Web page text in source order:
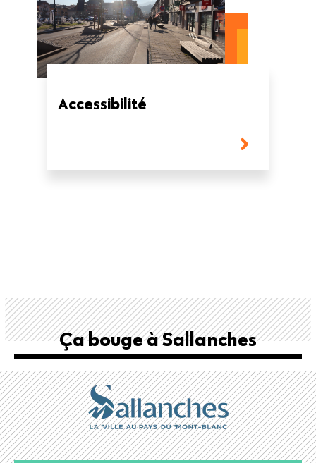
Accessibilité
Ça bouge à Sallanches